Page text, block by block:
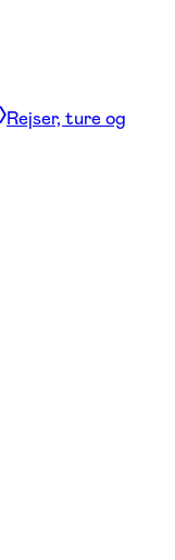
Rejser, ture og